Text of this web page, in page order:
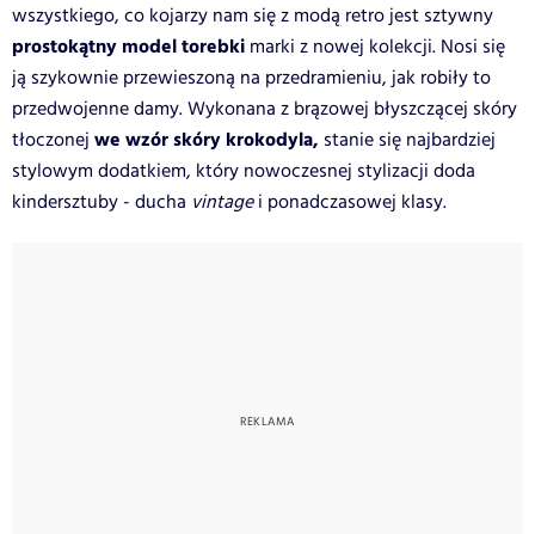
wszystkiego, co kojarzy nam się z modą retro jest sztywny
prostokątny model torebki marki z nowej kolekcji. Nosi się
ją szykownie przewieszoną na przedramieniu, jak robiły to
przedwojenne damy. Wykonana z brązowej błyszczącej skóry
tłoczonej we wzór skóry krokodyla, stanie się najbardziej
stylowym dodatkiem, który nowoczesnej stylizacji doda
kindersztuby - ducha vintagei ponadczasowej klasy.